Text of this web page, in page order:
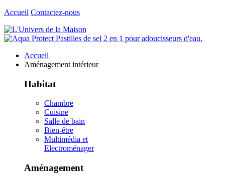
Accueil Contactez-nous
Accueil
Aménagement intérieur
Habitat
Chambre
Cuisine
Salle de bain
Bien-être
Multimédia et
Electroménager
Aménagement